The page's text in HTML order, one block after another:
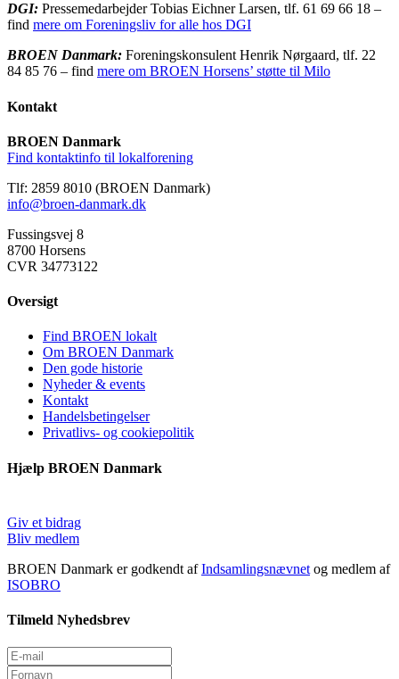
DGI: Pressemedarbejder Tobias Eichner Larsen, tlf. 61 69 66 18 –
find mere om Foreningsliv for alle hos DGI
BROEN Danmark: Foreningskonsulent Henrik Nørgaard, tlf. 22
84 85 76 – find mere om BROEN Horsens’ støtte til Milo
Kontakt
BROEN Danmark
Find kontaktinfo til lokalforening
Tlf: 2859 8010 (BROEN Danmark)
info@broen-danmark.dk
Fussingsvej 8
8700 Horsens
CVR 34773122
Oversigt
Find BROEN lokalt
Om BROEN Danmark
Den gode historie
Nyheder & events
Kontakt
Handelsbetingelser
Privatlivs- og cookiepolitik
Hjælp BROEN Danmark
Giv et bidrag
Bliv medlem
BROEN Danmark er godkendt afIndsamlingsnævnet og medlem af
ISOBRO
Tilmeld Nyhedsbrev